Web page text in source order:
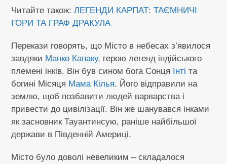
Читайте також:ЛЕГЕНДИ КАРПАТ: ТАЄМНИЧІ
ГОРИ ТА ГРАФ ДРАКУЛА
Перекази говорять, що Місто в небесах з’явилося
завдяки Манко Капаку, герою легенд індійського
племені інків. Він був сином бога Сонця Інті та
богині Місяця Мама Кілья. Його відправили на
землю, щоб позбавити людей варварства і
привести до цивілізації. Він же шанувався інками
як засновник Тауантинсую, раніше найбільшої
держави в Південній Америці.
Місто було доволі невеликим – складалося